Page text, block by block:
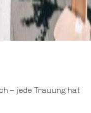
– jede Trauung hat